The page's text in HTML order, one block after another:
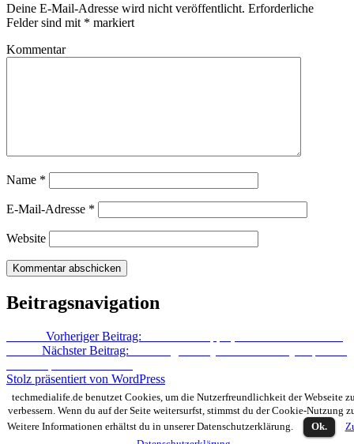
Deine E-Mail-Adresse wird nicht veröffentlicht. Erforderliche
Felder sind mit * markiert
Kommentar
Name *
E-Mail-Adresse *
Website
Beitragsnavigation
Vorheriger Beitrag:
Nächster Beitrag:
Stolz präsentiert von WordPress
techmedialife.de benutzet Cookies, um die Nutzerfreundlichkeit der Webseite
verbessern. Wenn du auf der Seite weitersurfst, stimmst du der Cookie-Nutzung
Weitere Informationen erhältst du in unserer Datenschutzerklärung.
Ok.